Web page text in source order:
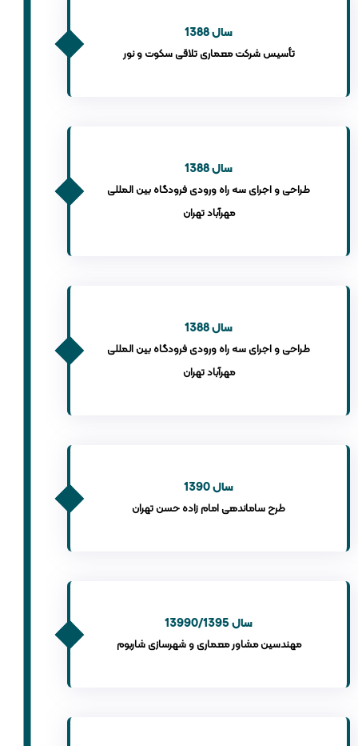
سال 1388
تأسیس شرکت معماری تلاقی سکوت و نور
سال 1388
طراحی و اجرای سه راه ورودی فرودگاه بین المللی
مهرآباد تهران
سال 1388
طراحی و اجرای سه راه ورودی فرودگاه بین المللی
مهرآباد تهران
سال 1390
طرح ساماندهی امام زاده حسن تهران
سال 13990/1395
مهندسین مشاور معماری و شهرسازی شاربوم